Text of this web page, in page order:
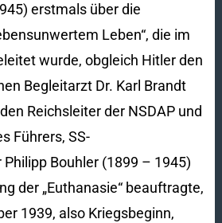
erstmals über die
Leben“, die im
wurde, obgleich Hitler den
Begleitarzt Dr. Karl Brandt
Reichsleiter der NSDAP und
Führers, SS-
Bouhler (1899 – 1945)
der „Euthanasie“ beauftragte,
1939, also Kriegsbeginn,